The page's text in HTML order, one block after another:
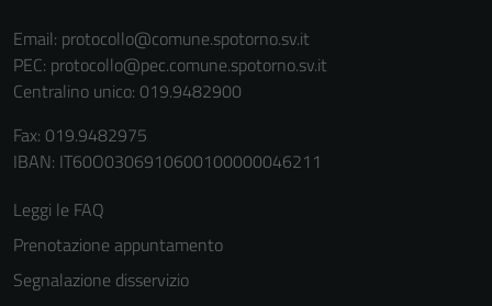
Email: protocollo@comune.spotorno.sv.it
PEC: protocollo@pec.comune.spotorno.sv.it
Centralino unico: 019.9482900
Fax: 019.9482975
IBAN: IT60O0306910600100000046211
Leggi le FAQ
Prenotazione appuntamento
Segnalazione disservizio
Tecnici
Questi cookie
funzionamento